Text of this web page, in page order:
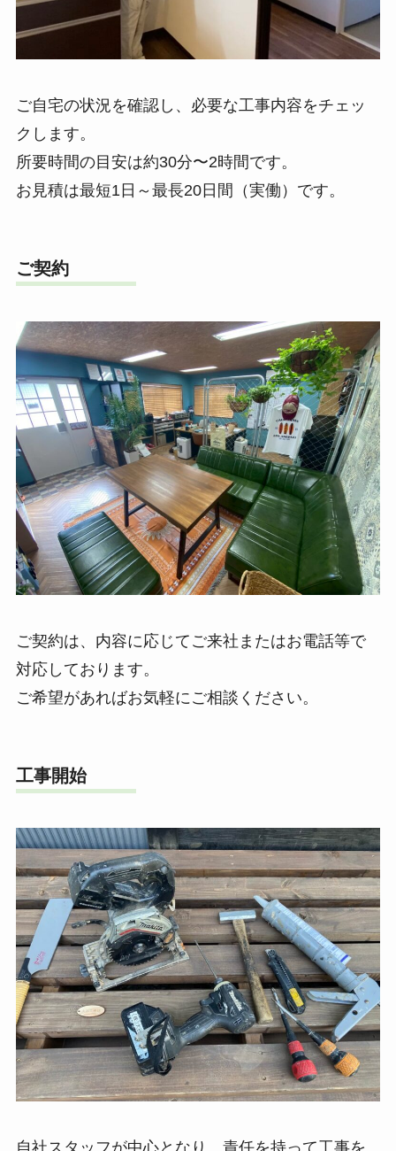
ご自宅の状況を確認し、必要な工事内容をチェッ
クします。
所要時間の目安は約30分〜2時間です。
お見積は最短1日～最長20日間（実働）です。
ご契約
ご契約は、内容に応じてご来社またはお電話等で
対応しております。
ご希望があればお気軽にご相談ください。
工事開始
自社スタッフが中心となり、責任を持って工事を